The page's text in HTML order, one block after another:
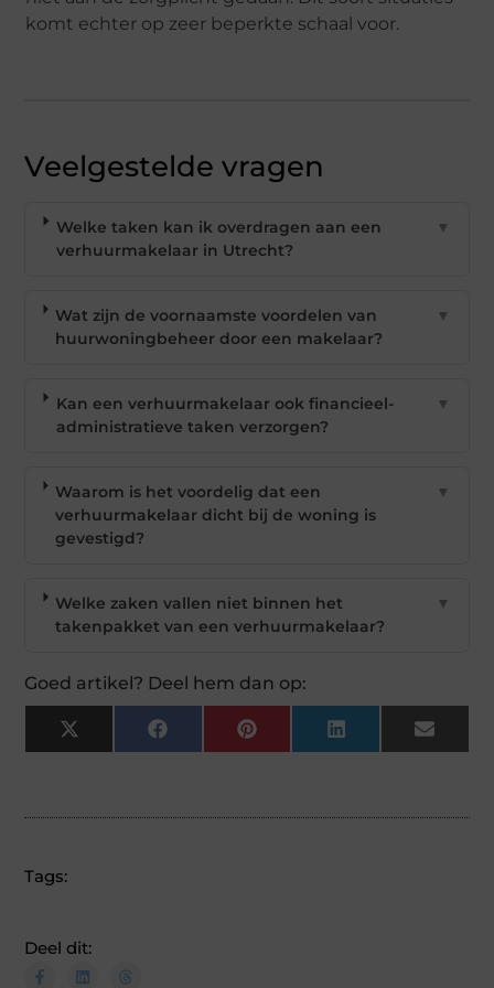
komt echter op zeer beperkte schaal voor.
Veelgestelde vragen
Welke taken kan ik overdragen aan een
verhuurmakelaar in Utrecht?
▼
Wat zijn de voornaamste voordelen van
huurwoningbeheer door een makelaar?
▼
Kan een verhuurmakelaar ook financieel-
administratieve taken verzorgen?
▼
Waarom is het voordelig dat een
verhuurmakelaar dicht bij de woning is
gevestigd?
▼
Welke zaken vallen niet binnen het
takenpakket van een verhuurmakelaar?
▼
Goed artikel? Deel hem dan op:
X
(Twitter)
Facebook Pinterest LinkedIn Email
Tags:
Deel dit: